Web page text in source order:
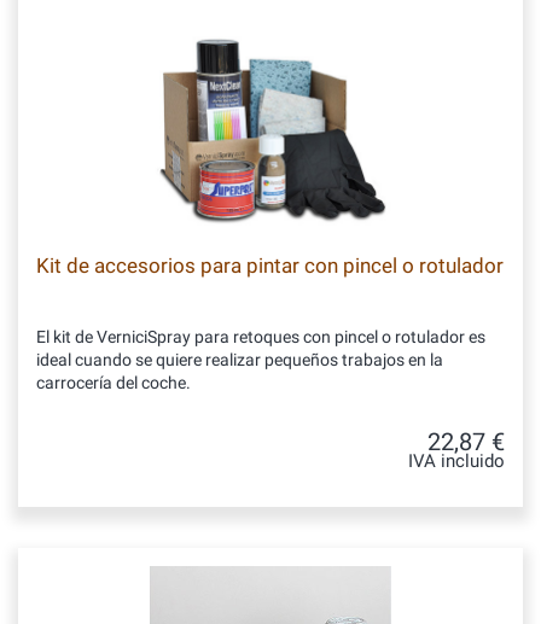
Kit de accesorios para pintar con pincel o rotulador
El kit de VerniciSpray para retoques con pincel o rotulador es
ideal cuando se quiere realizar pequeños trabajos en la
carrocería del coche.
22,87 €
IVA incluido